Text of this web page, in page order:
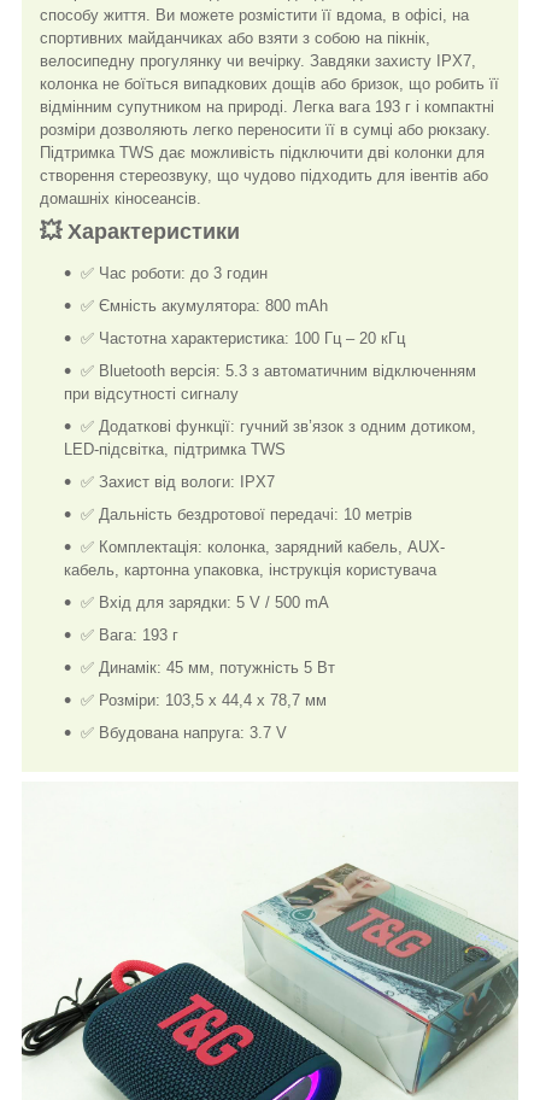
способу життя. Ви можете розмістити її вдома, в офісі, на
спортивних майданчиках або взяти з собою на пікнік,
велосипедну прогулянку чи вечірку. Завдяки захисту IPX7,
колонка не боїться випадкових дощів або бризок, що робить її
відмінним супутником на природі. Легка вага 193 г і компактні
розміри дозволяють легко переносити її в сумці або рюкзаку.
Підтримка TWS дає можливість підключити дві колонки для
створення стереозвуку, що чудово підходить для івентів або
домашніх кіносеансів.
💥 Характеристики
✅ Час роботи: до 3 годин
✅ Ємність акумулятора: 800 mAh
✅ Частотна характеристика: 100 Гц – 20 кГц
✅ Bluetooth версія: 5.3 з автоматичним відключенням
при відсутності сигналу
✅ Додаткові функції: гучний зв’язок з одним дотиком,
LED-підсвітка, підтримка TWS
✅ Захист від вологи: IPX7
✅ Дальність бездротової передачі: 10 метрів
✅ Комплектація: колонка, зарядний кабель, AUX-
кабель, картонна упаковка, інструкція користувача
✅ Вхід для зарядки: 5 V / 500 mA
✅ Вага: 193 г
✅ Динамік: 45 мм, потужність 5 Вт
✅ Розміри: 103,5 х 44,4 х 78,7 мм
✅ Вбудована напруга: 3.7 V